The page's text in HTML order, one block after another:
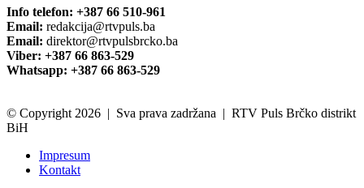
Info telefon: +387 66 510-961
Email: redakcija@rtvpuls.ba
Email: direktor@rtvpulsbrcko.ba
Viber: +387 66 863-529
Whatsapp: +387 66 863-529
© Copyright 2026 | Sva prava zadržana | RTV Puls Brčko distrikt
BiH
Impresum
Kontakt